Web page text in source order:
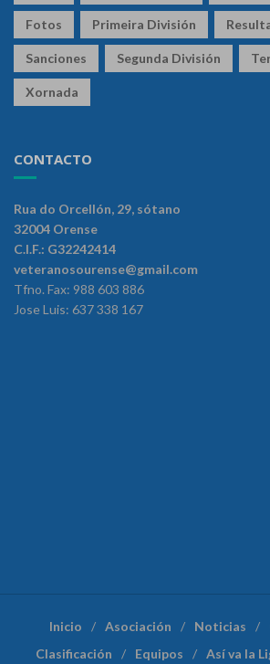
Fotos Primeira División
Sanciones Segunda División
Xornada
CONTACTO
Rua do Orcellón, 29, sótano
32004 Orense
C.I.F.: G32242414
veteranosourense@gmail.com
Tfno. Fax: 988 603 886
Jose Luis: 637 338 167
Inicio Asociación Noticias
Clasificación
Equipos Así va la